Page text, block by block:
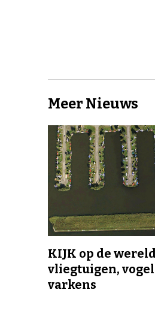
Meer Nieuws
KIJK op de
vliegtuigen,
varkens